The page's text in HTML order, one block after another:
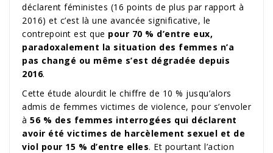
déclarent féministes (16 points de plus par rapport à
2016) et c’est là une avancée significative, le
contrepoint est que pour 70 % d’entre eux,
paradoxalement la situation des femmes n’a
pas changé ou même s’est dégradée depuis
2016.
Cette étude alourdit le chiffre de 10 % jusqu’alors
admis de femmes victimes de violence, pour s’envoler
à 56 % des femmes interrogées qui déclarent
avoir été victimes de harcèlement sexuel et de
viol pour 15 % d’entre elles. Et pourtant l’action